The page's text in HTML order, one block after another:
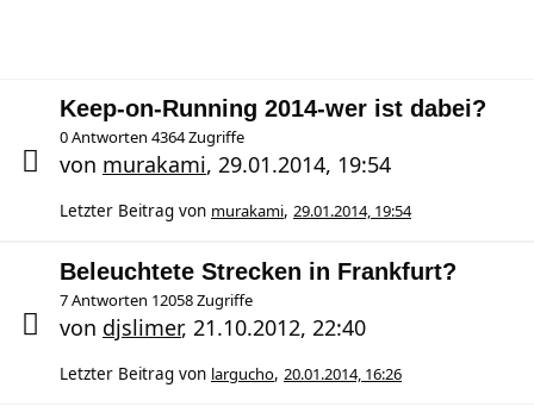
Keep-on-Running 2014-wer ist dabei?
0 Antworten 4364 Zugriffe
von murakami, 29.01.2014, 19:54
Letzter Beitrag von murakami, 29.01.2014, 19:54
Beleuchtete Strecken in Frankfurt?
7 Antworten 12058 Zugriffe
von djslimer, 21.10.2012, 22:40
Letzter Beitrag von largucho, 20.01.2014, 16:26